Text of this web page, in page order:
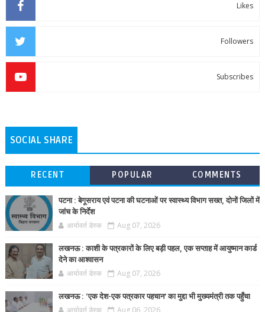
Likes
Followers
Subscribes
SOCIAL SHARE
RECENT POPULAR COMMENTS
पटना : बेगूसराय एवं पटना की घटनाओं पर स्वास्थ्य विभाग सख्त, दोनों जिलों में
जांच के निर्देश
आर्यावर्त डेस्क Aug 07, 2026
लखनऊ : काशी के पत्रकारों के लिए बड़ी पहल, एक सप्ताह में आयुष्मान कार्ड
देने का आश्वासन
आर्यावर्त डेस्क Aug 07, 2026
लखनऊ : ‘एक देश-एक पत्रकार पहचान’ का मुद्दा भी मुख्यमंत्री तक पहुँचा
आर्यावर्त डेस्क Aug 06, 2026